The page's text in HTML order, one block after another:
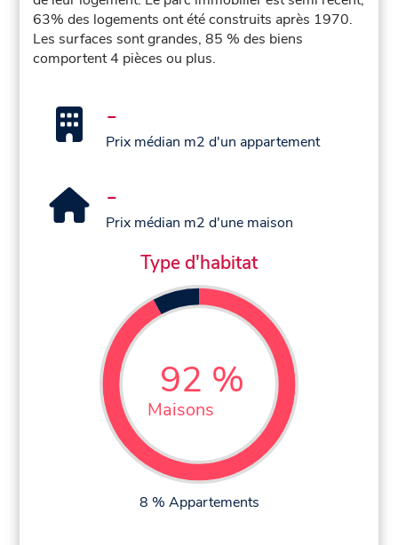
63% des logements ont été construits après 1970.
Les surfaces sont grandes, 85 % des biens
comportent 4 pièces ou plus.
-
Prix médian m2 d'un appartement
-
Prix médian m2 d'une maison
Type d'habitat
92 %
Maisons
8 % Appartements